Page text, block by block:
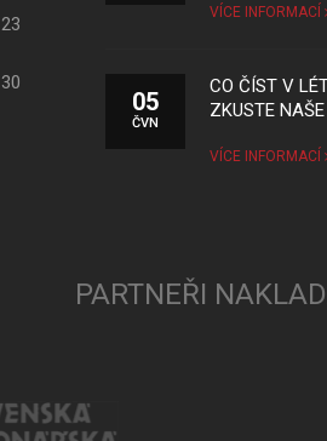
23
30
VÍCE INFORMACÍ
05
ČVN
CO ČÍST V
ZKUSTE
VÍCE INFORMACÍ
PARTNEŘI